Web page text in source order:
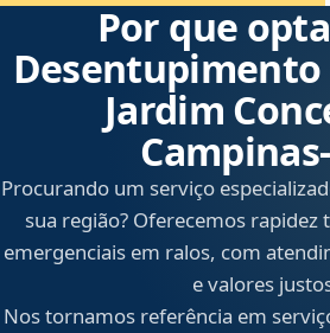
Por que
Desentupimento
Jardim
Procurando um serviço
sua região? Oferecemos rapidez
emergenciais em ralos, com
e valores
Nos tornamos referência em